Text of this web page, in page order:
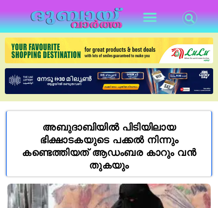
അബുദാബിയിൽ പിടിയിലായ
ഭിക്ഷാടകയുടെ പക്കൽ നിന്നും
കണ്ടെത്തിയത് ആഡംബര കാറും വൻ
തുകയും